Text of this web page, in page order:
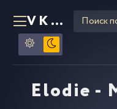
VKLIPE
Elodie -